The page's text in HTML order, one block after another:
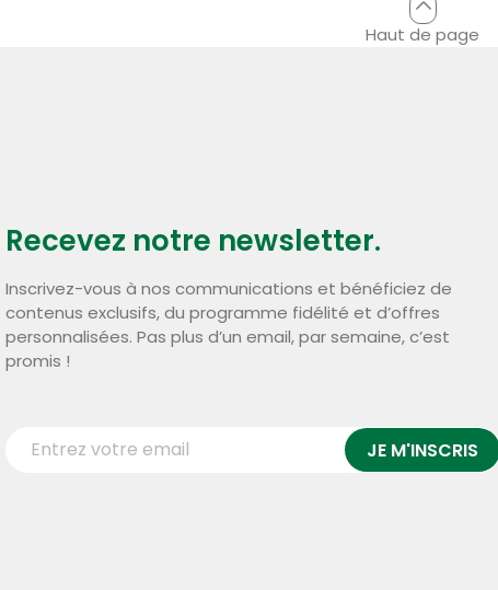
Haut de page
Recevez notre newsletter.
Inscrivez-vous à nos communications et bénéficiez de
contenus exclusifs, du programme fidélité et d’offres
personnalisées. Pas plus d’un email, par semaine, c’est
promis !